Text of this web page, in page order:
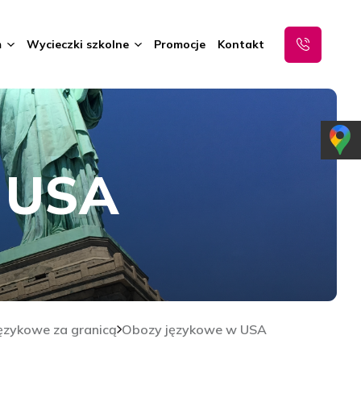
Wycieczki szkolne Promocje Kontakt
za granicą Obozy językowe w USA